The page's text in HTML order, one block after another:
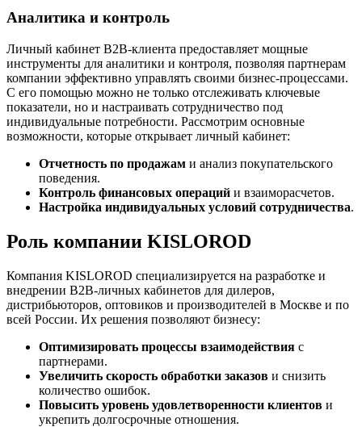
Аналитика и контроль
Личный кабинет B2B-клиента предоставляет мощные
инструменты для аналитики и контроля, позволяя партнерам
компании эффективно управлять своими бизнес-процессами.
С его помощью можно не только отслеживать ключевые
показатели, но и настраивать сотрудничество под
индивидуальные потребности. Рассмотрим основные
возможности, которые открывает личный кабинет:
Отчетность по продажам и анализ покупательского
поведения.
Контроль финансовых операций и взаиморасчетов.
Настройка индивидуальных условий сотрудничества.
Роль компании KISLOROD
Компания KISLOROD специализируется на разработке и
внедрении B2B-личных кабинетов для дилеров,
дистрибьюторов, оптовиков и производителей в Москве и по
всей России. Их решения позволяют бизнесу:
Оптимизировать процессы взаимодействия с
партнерами.
Увеличить скорость обработки заказов и снизить
количество ошибок.
Повысить уровень удовлетворенности клиентов и
укрепить долгосрочные отношения.